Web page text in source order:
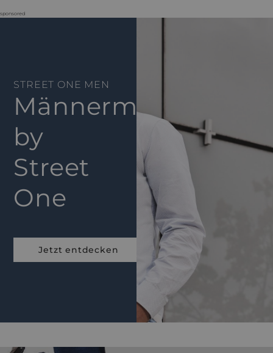
STREET ONE MEN
Männermode
by
Street
One
Jetzt entdecken